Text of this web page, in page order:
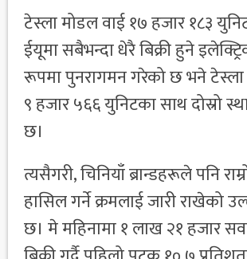
टेस्ला मोडल वाई १७ हजार १८३
ईयूमा सबैभन्दा धेरै बिक्री हुने
रूपमा पुनरागमन गरेको छ भने टेस्ला
९ हजार ५६६ युनिटका साथ दोस्रो
छ।
त्यसैगरी, चिनियाँ ब्रान्डहरूले पनि
हासिल गर्ने क्रमलाई जारी राखेको
छ। मे महिनामा १ लाख २१ हजार